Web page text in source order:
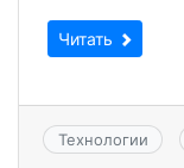
Читать
Технологии